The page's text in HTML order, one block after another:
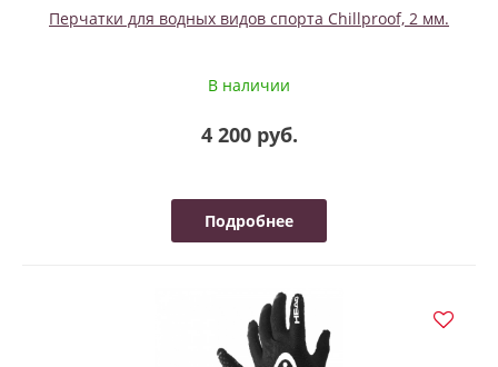
Перчатки для водных видов спорта Chillproof, 2 мм.
В наличии
4 200 руб.
Подробнее